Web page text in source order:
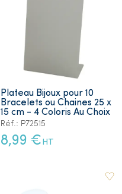
Plateau Bijoux pour 10
Bracelets ou Chaines 25 x
15 cm - 4 Coloris Au Choix
Réf.: P72515
8,99 € HT